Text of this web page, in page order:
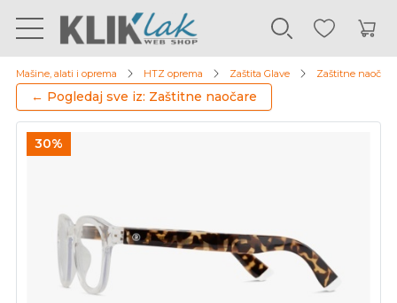
Mašine, alati i oprema HTZ oprema Zaštita Glave Zaštitne naočare
← Pogledaj sve iz: Zaštitne naočare
30%